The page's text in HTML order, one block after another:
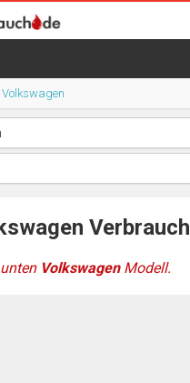
Volkswagen
Verbrauch
VolkswagenModell.